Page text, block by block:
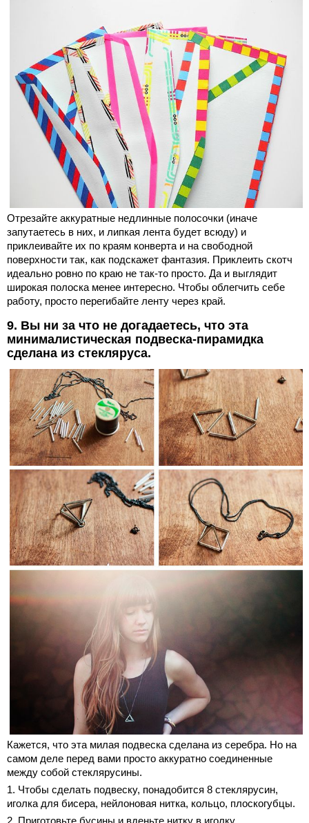
Отрезайте аккуратные недлинные полосочки (иначе
запутаетесь в них, и липкая лента будет всюду) и
приклеивайте их по краям конверта и на свободной
поверхности так, как подскажет фантазия. Приклеить скотч
идеально ровно по краю не так-то просто. Да и выглядит
широкая полоска менее интересно. Чтобы облегчить себе
работу, просто перегибайте ленту через край.
9. Вы ни за что не догадаетесь, что эта
минималистическая подвеска-пирамидка
сделана из стекляруса.
Кажется, что эта милая подвеска сделана из серебра. Но на
самом деле перед вами просто аккуратно соединенные
между собой стеклярусины.
1. Чтобы сделать подвеску, понадобится 8 стеклярусин,
иголка для бисера, нейлоновая нитка, кольцо, плоскогубцы.
2. Приготовьте бусины и вденьте нитку в иголку.